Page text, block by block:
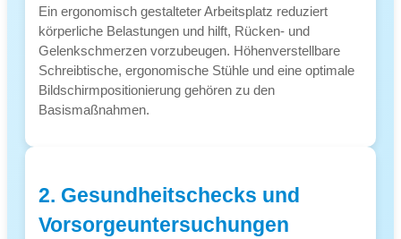
Ein ergonomisch gestalteter Arbeitsplatz reduziert
körperliche Belastungen und hilft, Rücken- und
Gelenkschmerzen vorzubeugen. Höhenverstellbare
Schreibtische, ergonomische Stühle und eine optimale
Bildschirmpositionierung gehören zu den
Basismaßnahmen.
2. Gesundheitschecks und
Vorsorgeuntersuchungen